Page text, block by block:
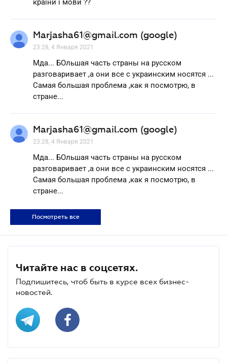
країни і мови ??
Marjasha61@gmail.com (google)
23.28, 4 Января 2021
Мда... БОльшая часть страны на русском
разговаривает ,а они все с украинским носятся ...
Самая большая проблема ,как я посмотрю, в
стране...
Marjasha61@gmail.com (google)
23.28, 4 Января 2021
Мда... БОльшая часть страны на русском
разговаривает ,а они все с украинским носятся ...
Самая большая проблема ,как я посмотрю, в
стране...
Посмотреть все
Читайте нас в соцсетях.
Подпишитесь, чтоб быть в курсе всех бизнес-
новостей.